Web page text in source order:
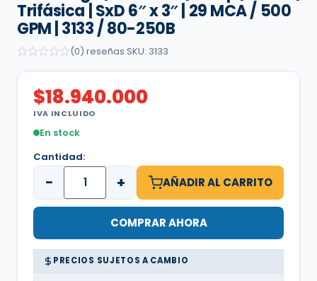
Trifásica | SxD 6″ x 3″ | 29 MCA / 500
GPM | 3133 / 80-250B
(0) reseñas SKU: 3133
$18.940.000
IVA INCLUIDO
En stock
Cantidad:
− + AÑADIR AL CARRITO
COMPRAR AHORA
PRECIOS SUJETOS A CAMBIO